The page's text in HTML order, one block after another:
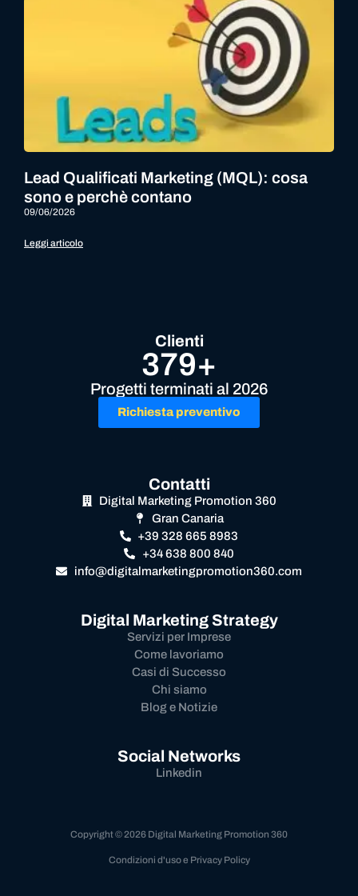
Lead Qualificati Marketing (MQL): cosa
sono e perchè contano
09/06/2026
Leggi articolo
Clienti
379+
Progetti terminati al 2026
Richiesta preventivo
Contatti
Digital Marketing Promotion 360
Gran Canaria
+39 328 665 8983
+34 638 800 840
info@digitalmarketingpromotion360.com
Digital Marketing Strategy
Servizi per Imprese
Come lavoriamo
Casi di Successo
Chi siamo
Blog e Notizie
Social Networks
Linkedin
Copyright © 2026 Digital Marketing Promotion 360
Condizioni d'uso e Privacy Policy